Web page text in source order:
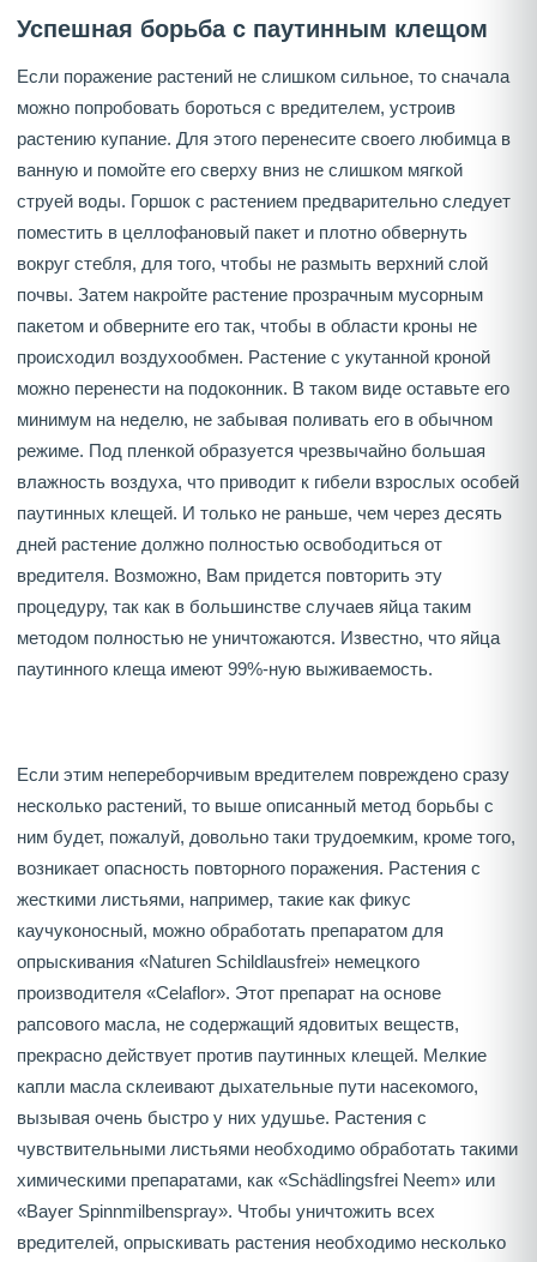
Успешная борьба с паутинным клещом
Если поражение растений не слишком сильное, то сначала
можно попробовать бороться с вредителем, устроив
растению купание. Для этого перенесите своего любимца в
ванную и помойте его сверху вниз не слишком мягкой
струей воды. Горшок с растением предварительно следует
поместить в целлофановый пакет и плотно обвернуть
вокруг стебля, для того, чтобы не размыть верхний слой
почвы. Затем накройте растение прозрачным мусорным
пакетом и обверните его так, чтобы в области кроны не
происходил воздухообмен. Растение с укутанной кроной
можно перенести на подоконник. В таком виде оставьте его
минимум на неделю, не забывая поливать его в обычном
режиме. Под пленкой образуется чрезвычайно большая
влажность воздуха, что приводит к гибели взрослых особей
паутинных клещей. И только не раньше, чем через десять
дней растение должно полностью освободиться от
вредителя. Возможно, Вам придется повторить эту
процедуру, так как в большинстве случаев яйца таким
методом полностью не уничтожаются. Известно, что яйца
паутинного клеща имеют 99%-ную выживаемость.
Если этим непереборчивым вредителем повреждено сразу
несколько растений, то выше описанный метод борьбы с
ним будет, пожалуй, довольно таки трудоемким, кроме того,
возникает опасность повторного поражения. Растения с
жесткими листьями, например, такие как фикус
каучуконосный, можно обработать препаратом для
опрыскивания «Naturen Schildlausfrei» немецкого
производителя «Celaflor». Этот препарат на основе
рапсового масла, не содержащий ядовитых веществ,
прекрасно действует против паутинных клещей. Мелкие
капли масла склеивают дыхательные пути насекомого,
вызывая очень быстро у них удушье. Растения с
чувствительными листьями необходимо обработать такими
химическими препаратами, как «Schädlingsfrei Neem» или
«Bayer Spinnmilbenspray». Чтобы уничтожить всех
вредителей, опрыскивать растения необходимо несколько